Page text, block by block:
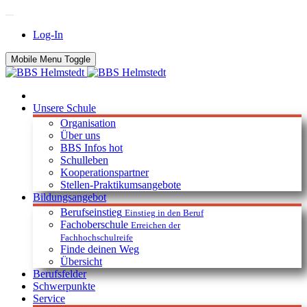
Log-In
Mobile Menu Toggle
Unsere Schule
Organisation
Über uns
BBS Infos hot
Schulleben
Kooperationspartner
Stellen-Praktikumsangebote
Bildungsangebot
Berufseinstieg Einstieg in den Beruf
Fachoberschule Erreichen der
Fachhochschulreife
Finde deinen Weg
Übersicht
Berufsfelder
Schwerpunkte
Service